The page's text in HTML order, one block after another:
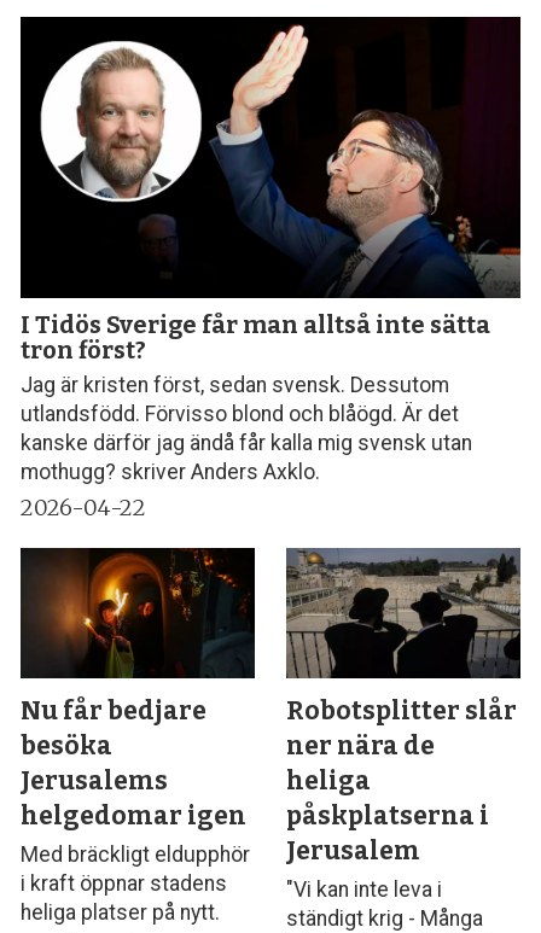
I Tidös Sverige får man alltså inte sätta
tron först?
Jag är kristen först, sedan svensk. Dessutom
utlandsfödd. Förvisso blond och blåögd. Är det
kanske därför jag ändå får kalla mig svensk utan
mothugg? skriver Anders Axklo.
2026-04-22
Nu får bedjare
besöka
Jerusalems
helgedomar igen
Med bräckligt eldupphör
i kraft öppnar stadens
heliga platser på nytt.
Robotsplitter slår
ner nära de
heliga
påskplatserna i
Jerusalem
"Vi kan inte leva i
ständigt krig - Många